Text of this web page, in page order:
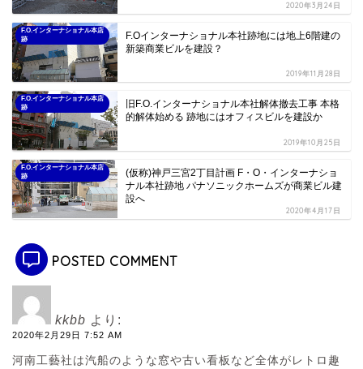
2020年3月24日
F.O.インターナショナル本店
跡
F.Oインターナショナル本社跡地には地上6階建の
新築商業ビルを建設？
2019年11月28日
F.O.インターナショナル本店
跡
旧F.O.インターナショナル本社解体撤去工事 本格
的解体始める 跡地にはオフィスビルを建設か
2019年10月25日
F.O.インターナショナル本店
跡
(仮称)神戸三宮2丁目計画 F・O・インターナショ
ナル本社跡地 パナソニックホームズが商業ビル建
設へ
2020年4月17日
POSTED COMMENT
kkbb より:
2020年2月29日 7:52 AM
河南工藝社は汽船のような窓や古い看板など全体がレトロ趣